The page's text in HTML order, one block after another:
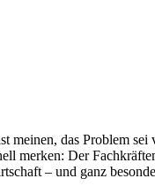
meinen, das Problem sei
merken: Der
– und ganz